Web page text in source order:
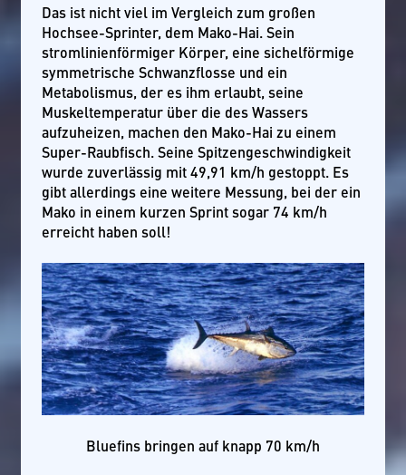
Das ist nicht viel im Vergleich zum großen
Hochsee-Sprinter, dem Mako-Hai. Sein
stromlinienförmiger Körper, eine sichelförmige
symmetrische Schwanzflosse und ein
Metabolismus, der es ihm erlaubt, seine
Muskeltemperatur über die des Wassers
aufzuheizen, machen den Mako-Hai zu einem
Super-Raubfisch. Seine Spitzengeschwindigkeit
wurde zuverlässig mit 49,91 km/h gestoppt. Es
gibt allerdings eine weitere Messung, bei der ein
Mako in einem kurzen Sprint sogar 74 km/h
erreicht haben soll!
Bluefins bringen auf knapp 70 km/h